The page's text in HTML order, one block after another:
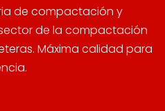
de compactación y
de la compactación
Máxima calidad para